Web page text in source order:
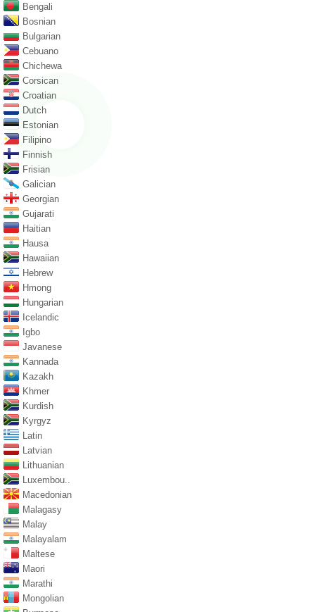
Bengali
Bosnian
Bulgarian
Cebuano
Chichewa
Corsican
Croatian
Dutch
Estonian
Filipino
Finnish
Frisian
Galician
Georgian
Gujarati
Haitian
Hausa
Hawaiian
Hebrew
Hmong
Hungarian
Icelandic
Igbo
Javanese
Kannada
Kazakh
Khmer
Kurdish
Kyrgyz
Latin
Latvian
Lithuanian
Luxembou..
Macedonian
Malagasy
Malay
Malayalam
Maltese
Maori
Marathi
Mongolian